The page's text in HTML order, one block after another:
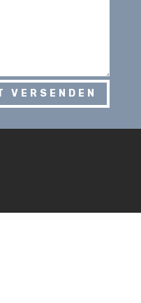
VERSENDEN